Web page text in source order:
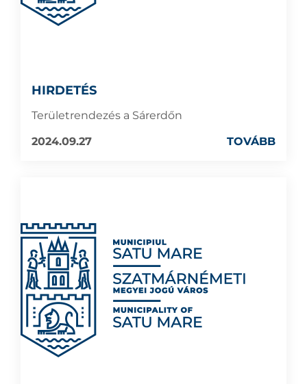
HIRDETÉS
Területrendezés a Sárerdőn
2024.09.27
TOVÁBB